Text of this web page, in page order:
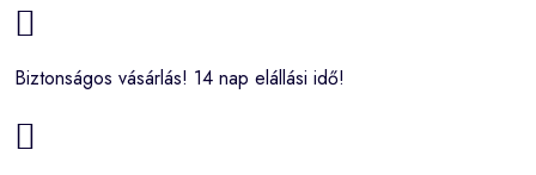
Biztonságos vásárlás! 14 nap elállási idő!